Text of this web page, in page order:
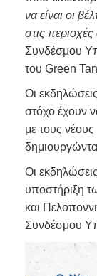
να είναι οι
στις
Συνδέσμου
του Green
Οι
στόχο έχουν
με τους
Οι
υποστήριξη
και
Συνδέσμου